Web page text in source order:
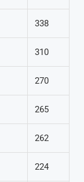
338
310
270
265
262
224